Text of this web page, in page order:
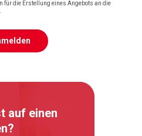
für die Erstellung eines Angebots an die
auf einen